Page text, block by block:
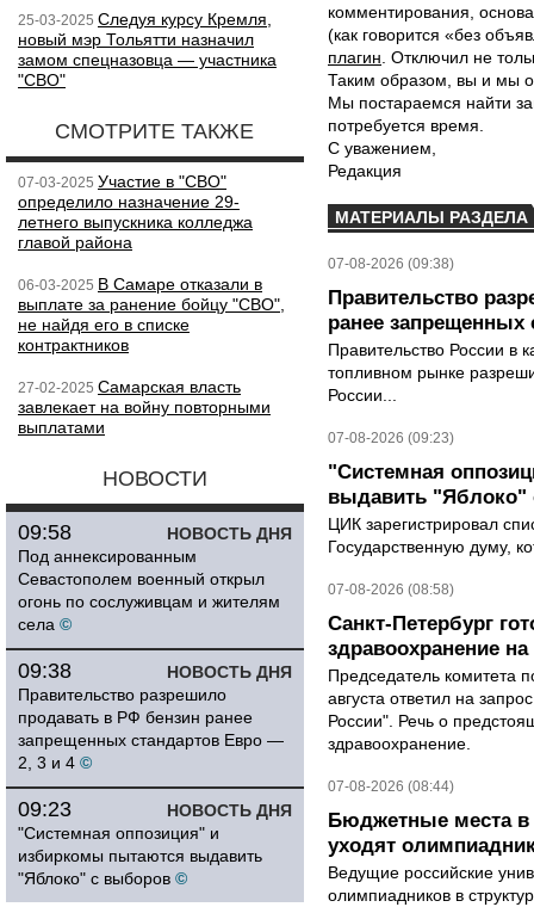
25-03-2025 Следуя курсу Кремля,
новый мэр Тольятти назначил
замом спецназовца — участника
"СВО"
СМОТРИТЕ ТАКЖЕ
07-03-2025 Участие в "СВО"
определило назначение 29-
летнего выпускника колледжа
главой района
06-03-2025 В Самаре отказали в
выплате за ранение бойцу "СВО",
не найдя его в списке
контрактников
27-02-2025 Самарская власть
завлекает на войну повторными
выплатами
НОВОСТИ
НОВОСТЬ ДНЯ
09:58
Под аннексированным
Севастополем военный открыл
огонь по сослуживцам и жителям
села ©
НОВОСТЬ ДНЯ
09:38
Правительство разрешило
продавать в РФ бензин ранее
запрещенных стандартов Евро —
2, 3 и 4 ©
НОВОСТЬ ДНЯ
09:23
"Системная оппозиция" и
избиркомы пытаются выдавить
"Яблоко" с выборов ©
комментирования,
(как говорится «без
плагин . Отключил не
Таким образом, вы и мы
Мы постараемся найти
потребуется время.
С уважением,
Редакция
МАТЕРИАЛЫ РАЗДЕЛА
07-08-2026 (09:38)
Правительство
ранее запрещенных
Правительство России в
топливном рынке
России...
07-08-2026 (09:23)
"Системная
выдавить "Яблоко"
ЦИК зарегистрировал
Государственную думу,
07-08-2026 (08:58)
Санкт-Петербург
здравоохранение на
Председатель комитета
августа ответил на
России". Речь о
здравоохранение.
07-08-2026 (08:44)
Бюджетные места в
уходят
Ведущие российские
олимпиадников в